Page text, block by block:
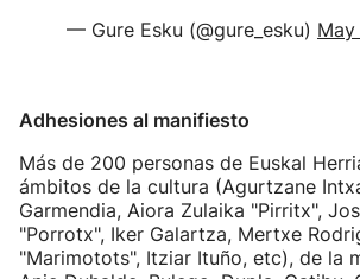
— Gure Esku (@gure_esku)
Adhesiones al manifiesto
Más de 200 personas de Euskal
ámbitos de la cultura (Agurtzane
Garmendia, Aiora Zulaika "Pirritx",
"Porrotx", Iker Galartza, Mertxe
"Marimotots", Itziar Ituño, etc), de la